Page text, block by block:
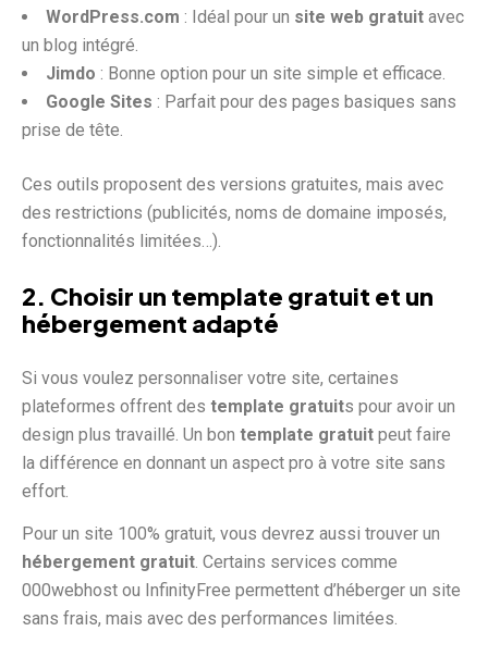
WordPress.com : Idéal pour un site web gratuit avec
un blog intégré.
Jimdo : Bonne option pour un site simple et efficace.
Google Sites : Parfait pour des pages basiques sans
prise de tête.
Ces outils proposent des versions gratuites, mais avec
des restrictions (publicités, noms de domaine imposés,
fonctionnalités limitées…).
2. Choisir un template gratuit et un
hébergement adapté
Si vous voulez personnaliser votre site, certaines
plateformes offrent des template gratuits pour avoir un
design plus travaillé. Un bon template gratuit peut faire
la différence en donnant un aspect pro à votre site sans
effort.
Pour un site 100% gratuit, vous devrez aussi trouver un
hébergement gratuit . Certains services comme
000webhost ou InfinityFree permettent d’héberger un site
sans frais, mais avec des performances limitées.